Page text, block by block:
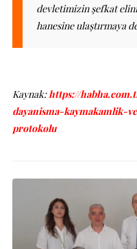
devletimizin şefkat elini
hanesine ulaştırmaya
Kaynak:https://
dayanisma-kaymakamlik-
protokolu